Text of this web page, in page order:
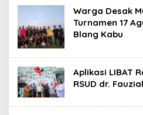
Warga Desak
Turnamen 17
Blang Kabu
Aplikasi LIBAT
RSUD dr.